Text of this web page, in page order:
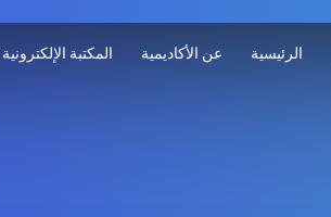
الرئيسية عن الأكاديمية المكتبة الإلكترونية